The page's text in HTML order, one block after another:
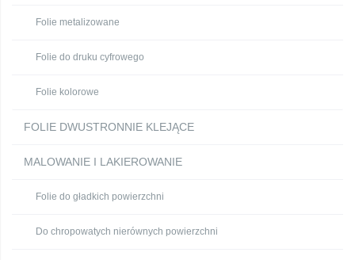
Folie metalizowane
Folie do druku cyfrowego
Folie kolorowe
FOLIE DWUSTRONNIE KLEJĄCE
MALOWANIE I LAKIEROWANIE
Folie do gładkich powierzchni
Do chropowatych nierównych powierzchni